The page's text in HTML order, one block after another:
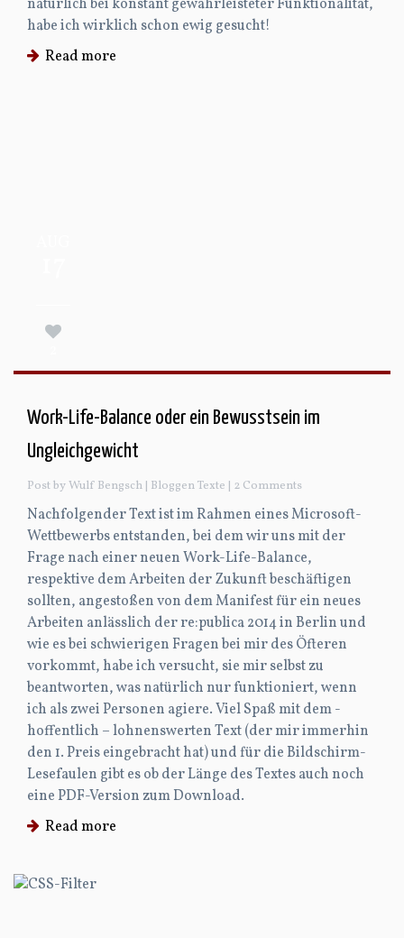
natürlich bei konstant gewährleisteter Funktionalität,
habe ich wirklich schon ewig gesucht!
Read more
Work-Life-Balance oder ein Bewusstsein im
Ungleichgewicht
Post by Wulf Bengsch | BloggenTexte | 2 Comments
Nachfolgender Text ist im Rahmen eines Microsoft-
Wettbewerbs entstanden, bei dem wir uns mit der
Frage nach einer neuen Work-Life-Balance,
respektive dem Arbeiten der Zukunft beschäftigen
sollten, angestoßen von dem Manifest für ein neues
Arbeiten anlässlich der re:publica 2014 in Berlin und
wie es bei schwierigen Fragen bei mir des Öfteren
vorkommt, habe ich versucht, sie mir selbst zu
beantworten, was natürlich nur funktioniert, wenn
ich als zwei Personen agiere. Viel Spaß mit dem -
hoffentlich – lohnenswerten Text (der mir immerhin
den 1. Preis eingebracht hat) und für die Bildschirm-
Lesefaulen gibt es ob der Länge des Textes auch noch
eine PDF-Version zum Download.
Read more